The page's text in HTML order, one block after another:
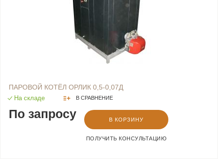
ПАРОВОЙ КОТЁЛ ОРЛИК 0,5-0,07Д
На складе В СРАВНЕНИЕ
По запросу В КОРЗИНУ
ПОЛУЧИТЬ КОНСУЛЬТАЦИЮ